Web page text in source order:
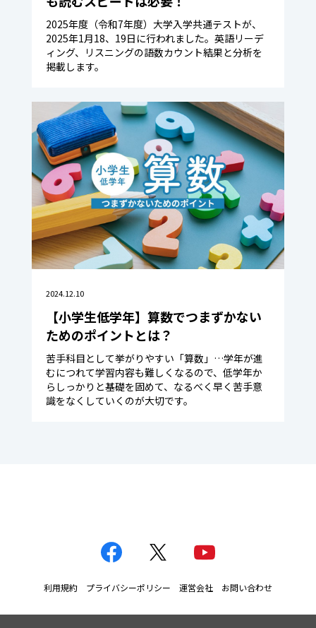
2025年度（令和7年度）大学入学共通テストが、
2025年1月18、19日に行われました。英語リーデ
ィング、リスニングの語数カウント結果と分析を
掲載します。
2024.12.10
【小学生低学年】算数でつまずかない
ためのポイントとは？
苦手科目として挙がりやすい「算数」…学年が進
むにつれて学習内容も難しくなるので、低学年か
らしっかりと基礎を固めて、なるべく早く苦手意
識をなくしていくのが大切です。
利用規約 プライバシーポリシー 運営会社 お問い合わせ